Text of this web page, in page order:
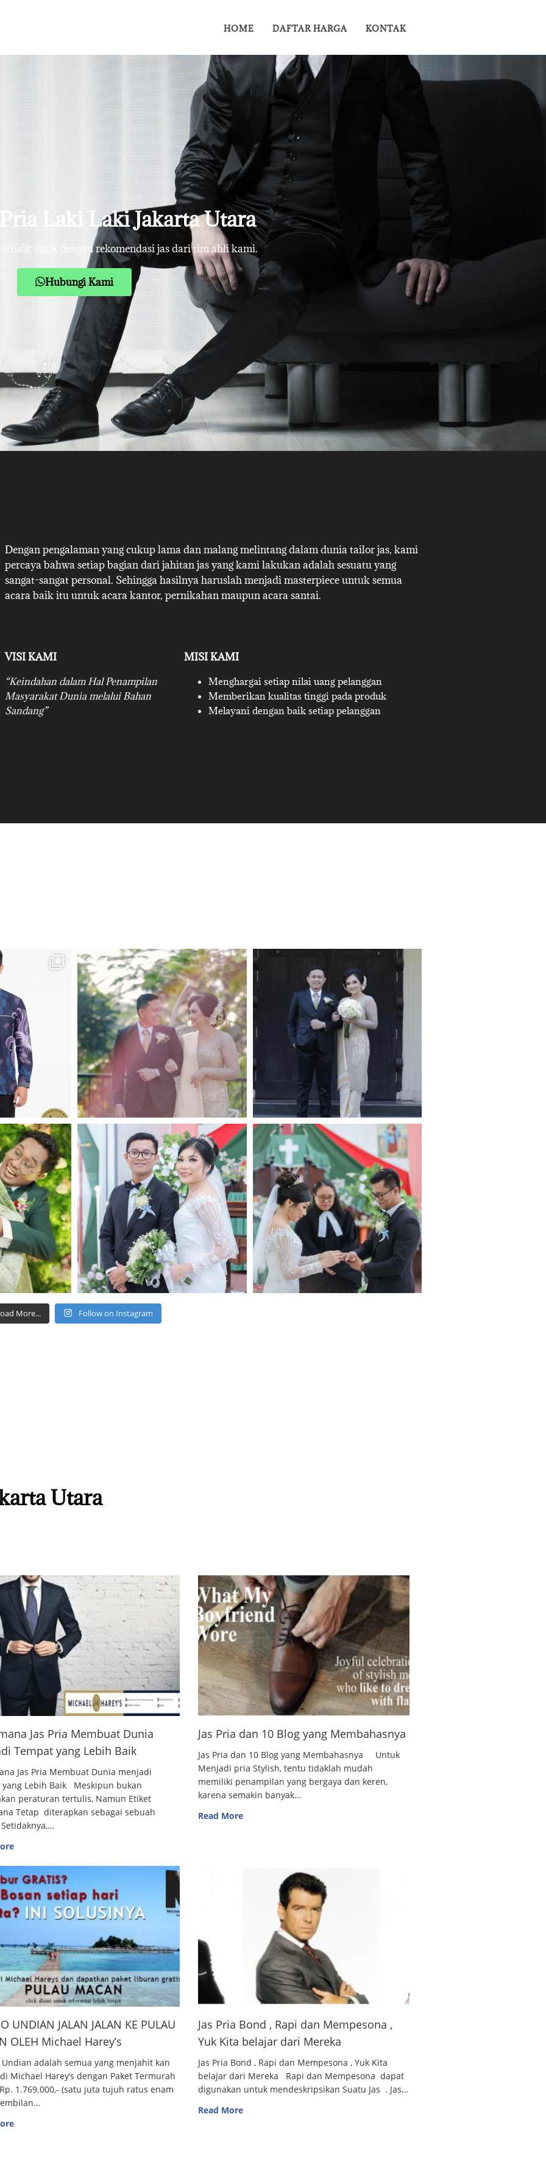
HOME DAFTAR HARGA KONTAK
Laki Laki Jakarta Utara
anda dengan rekomendasi jas dari tim ahli kami.
Hubungi Kami
Dengan pengalaman yang cukup lama dan malang melintang dalam dunia tailor jas, kami
percaya bahwa setiap bagian dari jahitan jas yang kami lakukan adalah sesuatu yang
sangat-sangat personal. Sehingga hasilnya haruslah menjadi masterpiece untuk semua
acara baik itu untuk acara kantor, pernikahan maupun acara santai.
VISI KAMI
“Keindahan dalam Hal Penampilan
Masyarakat Dunia melalui Bahan
Sandang”
MISI KAMI
Menghargai setiap nilai uang pelanggan
Memberikan kualitas tinggi pada produk
Melayani dengan baik setiap pelanggan
More... Follow on Instagram
Utara
Jas Pria Membuat Dunia
Tempat yang Lebih Baik
Jas Pria Membuat Dunia menjadi
yang Lebih Baik Meskipun bukan
peraturan tertulis, Namun Etiket
Tetap diterapkan sebagai sebuah
Jas Pria dan 10 Blog yang Membahasnya
Jas Pria dan 10 Blog yang Membahasnya Untuk
Menjadi pria Stylish, tentu tidaklah mudah
memiliki penampilan yang bergaya dan keren,
karena semakin banyak…
Read More
UNDIAN JALAN JALAN KE PULAU
OLEH Michael Harey’s
Undian adalah semua yang menjahit kan
Michael Harey’s dengan Paket Termurah
1.769.000,- (satu juta tujuh ratus enam
Jas Pria Bond , Rapi dan Mempesona ,
Yuk Kita belajar dari Mereka
Jas Pria Bond , Rapi dan Mempesona , Yuk Kita
belajar dari Mereka Rapi dan Mempesona dapat
digunakan untuk mendeskripsikan Suatu Jas . Jas…
Read More